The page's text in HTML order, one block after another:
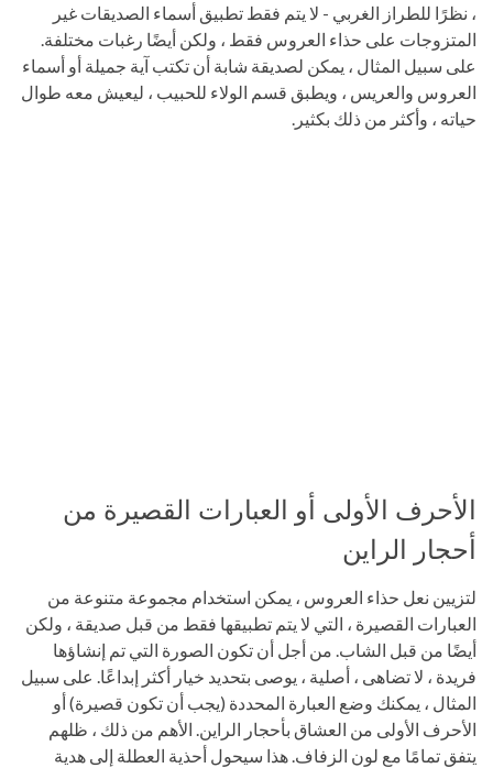
، نظرًا للطراز الغربي - لا يتم فقط تطبيق أسماء الصديقات غير
المتزوجات على حذاء العروس فقط ، ولكن أيضًا رغبات مختلفة.
على سبيل المثال ، يمكن لصديقة شابة أن تكتب آية جميلة أو أسماء
العروس والعريس ، ويطبق قسم الولاء للحبيب ، ليعيش معه طوال
حياته ، وأكثر من ذلك بكثير.
الأحرف الأولى أو العبارات القصيرة من
أحجار الراين
لتزيين نعل حذاء العروس ، يمكن استخدام مجموعة متنوعة من
العبارات القصيرة ، التي لا يتم تطبيقها فقط من قبل صديقة ، ولكن
أيضًا من قبل الشاب. من أجل أن تكون الصورة التي تم إنشاؤها
فريدة ، لا تضاهى ، أصلية ، يوصى بتحديد خيار أكثر إبداعًا. على سبيل
المثال ، يمكنك وضع العبارة المحددة (يجب أن تكون قصيرة) أو
الأحرف الأولى من العشاق بأحجار الراين. الأهم من ذلك ، ظلهم
يتفق تمامًا مع لون الزفاف. هذا سيحول أحذية العطلة إلى هدية